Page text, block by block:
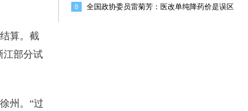
算。截
江部分试
州。“过
全国政协委员雷菊芳：医改单纯降药价是误区